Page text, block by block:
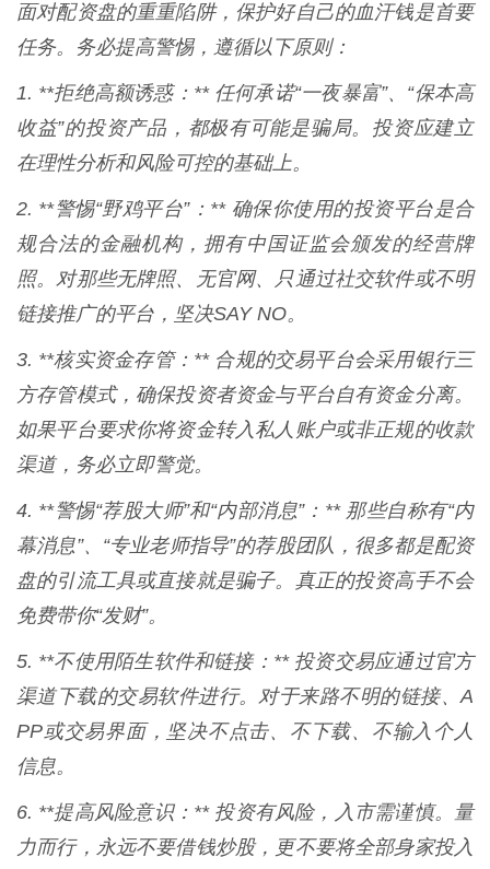
面对配资盘的重重陷阱，保护好自己的血汗钱是首要
任务。务必提高警惕，遵循以下原则：
1. **拒绝高额诱惑：** 任何承诺“一夜暴富”、“保本高
收益”的投资产品，都极有可能是骗局。投资应建立
在理性分析和风险可控的基础上。
2. **警惕“野鸡平台”：** 确保你使用的投资平台是合
规合法的金融机构，拥有中国证监会颁发的经营牌
照。对那些无牌照、无官网、只通过社交软件或不明
链接推广的平台，坚决SAY NO。
3. **核实资金存管：** 合规的交易平台会采用银行三
方存管模式，确保投资者资金与平台自有资金分离。
如果平台要求你将资金转入私人账户或非正规的收款
渠道，务必立即警觉。
4. **警惕“荐股大师”和“内部消息”：** 那些自称有“内
幕消息”、“专业老师指导”的荐股团队，很多都是配资
盘的引流工具或直接就是骗子。真正的投资高手不会
免费带你“发财”。
5. **不使用陌生软件和链接：** 投资交易应通过官方
渠道下载的交易软件进行。对于来路不明的链接、A
PP或交易界面，坚决不点击、不下载、不输入个人
信息。
6. **提高风险意识：** 投资有风险，入市需谨慎。量
力而行，永远不要借钱炒股，更不要将全部身家投入